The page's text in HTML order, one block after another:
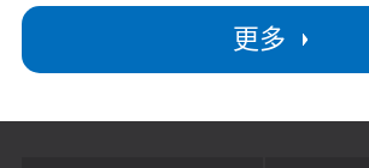
更多